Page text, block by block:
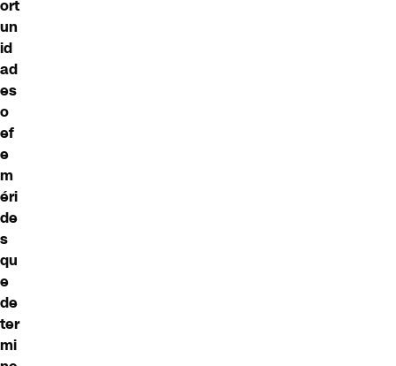
ort
un
id
ad
es
o
ef
e
m
éri
de
s
qu
e
de
ter
mi